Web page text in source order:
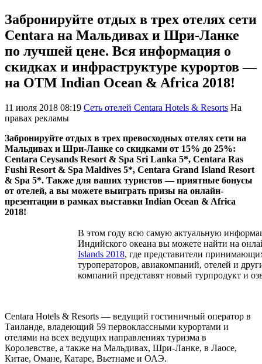
Забронируйте отдых в трех отелях сети
Centara на Мальдивах и Шри-Ланке
по лучшей цене. Вся информация о
скидках и инфраструктуре курортов —
на ОТМ Indian Ocean & Africa 2018!
11 июля 2018 08:19 Сеть отелей Centara Hotels & Resorts На
правах рекламы
Забронируйте отдых в трех превосходных отелях сети на
Мальдивах и Шри-Ланке со скидками от 15% до 25%:
Centara Ceysands Resort & Spa Sri Lanka 5*, Centara Ras
Fushi Resort & Spa Maldives 5*, Centara Grand Island Resort
& Spa 5*. Также для ваших туристов — приятные бонусы
от отелей, а вы можете выиграть призы на онлайн-
презентации в рамках выставки Indian Ocean & Africa
2018!
В этом году всю самую актуальную
Индийского океана вы можете найти на
Islands 2018, где представители
туроператоров, авиакомпаний, отелей и
компаний представят новый турпродукт и
Centara Hotels & Resorts — ведущий гостиничный оператор в
Таиланде, владеющий 59 первоклассными курортами и
отелями на всех ведущих направлениях туризма в
Королевстве, а также на Мальдивах, Шри-Ланке, в Лаосе,
Китае, Омане, Катаре, Вьетнаме и ОАЭ.